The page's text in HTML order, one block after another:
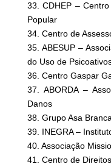
33. CDHEP –
Popular
34. Centro de
35. ABESUP –
do Uso de
36. Centro Gaspar
37. ABORDA –
Danos
38. Grupo Asa
39. INEGRA –
40. Associação
41. Centro de